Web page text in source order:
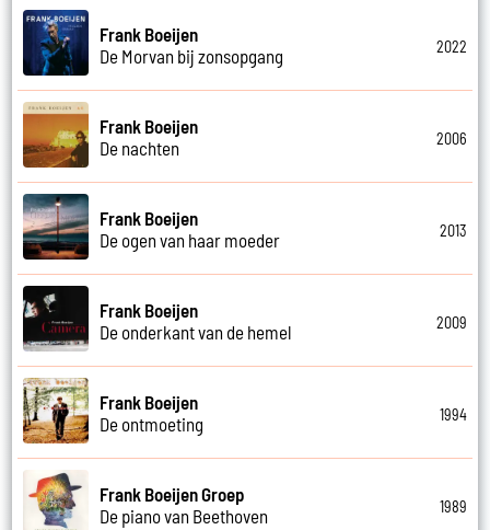
Frank Boeijen
De Morvan bij zonsopgang
2022
Frank Boeijen
De nachten
2006
Frank Boeijen
De ogen van haar moeder
2013
Frank Boeijen
De onderkant van de hemel
2009
Frank Boeijen
De ontmoeting
1994
Frank Boeijen Groep
De piano van Beethoven
1989